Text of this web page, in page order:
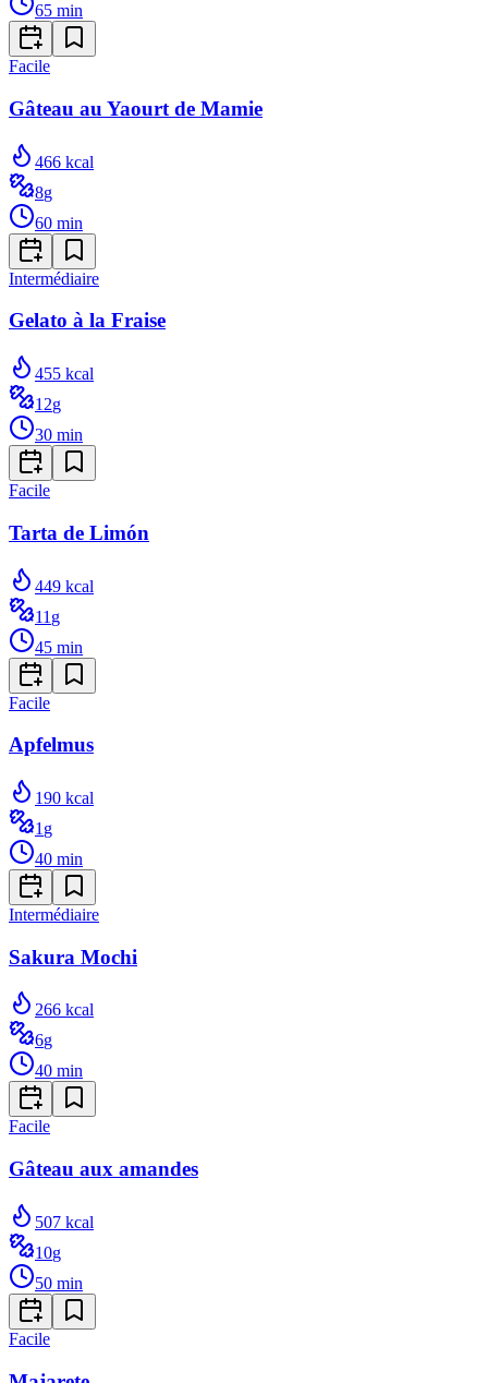
65 min
Facile
Gâteau au Yaourt de Mamie
466 kcal
8g
60 min
Intermédiaire
Gelato à la Fraise
455 kcal
12g
30 min
Facile
Tarta de Limón
449 kcal
11 g
45 min
Facile
Apfelmus
190 kcal
1 g
40 min
Intermédiaire
Sakura Mochi
266 kcal
6g
40 min
Facile
Gâteau aux amandes
507 kcal
10g
50 min
Facile